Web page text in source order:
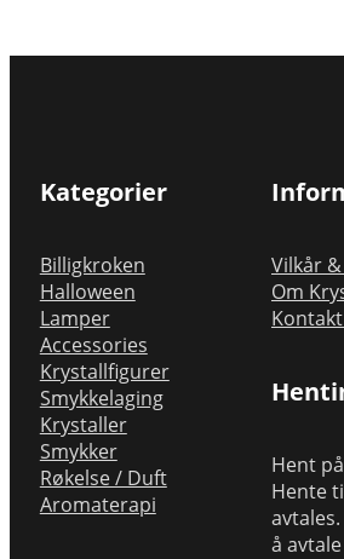
Kategorier
Billigkroken
Halloween
Lamper
Accessories
Krystallfigurer
Smykkelaging
Krystaller
Smykker
Røkelse / Duft
Aromaterapi
Vilkår
Om
Hent
Hente
å